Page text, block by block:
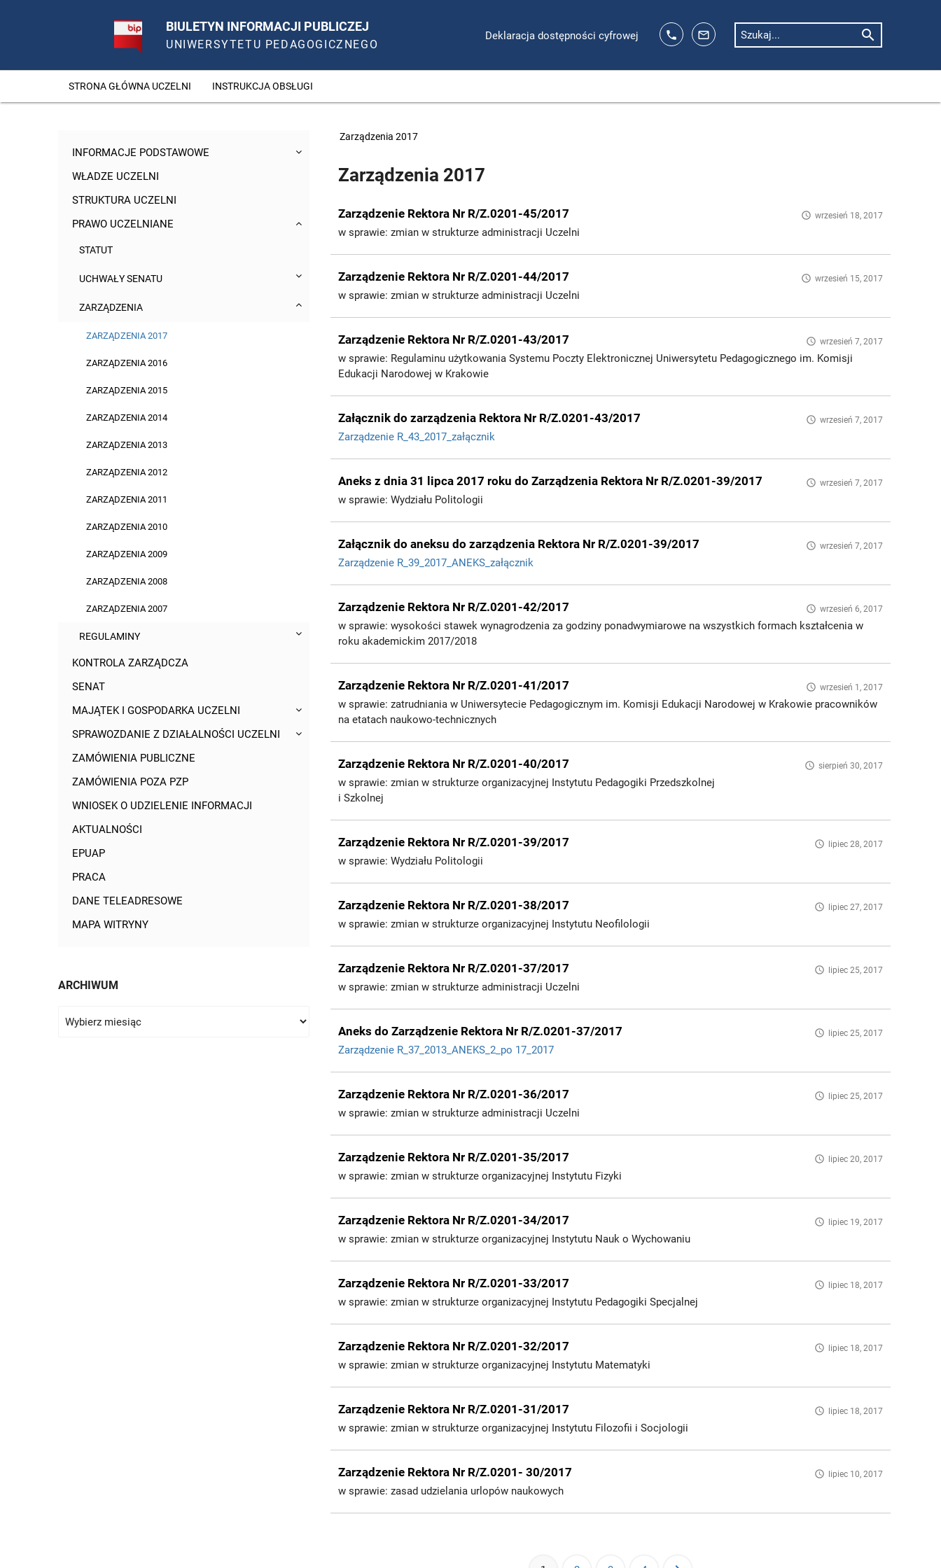
BIULETYN INFORMACJI PUBLICZEJ
UNIWERSYTETU PEDAGOGICZNEGO
Deklaracja dostępności cyfrowej phone mail_outline Szukaj... search
STRONA GŁÓWNA UCZELNI INSTRUKCJA OBSŁUGI
INFORMACJE PODSTAWOWE
WŁADZE UCZELNI
STRUKTURA UCZELNI
PRAWO UCZELNIANE
STATUT
UCHWAŁY SENATU
ZARZĄDZENIA
ZARZĄDZENIA 2017
ZARZĄDZENIA 2016
ZARZĄDZENIA 2015
ZARZĄDZENIA 2014
ZARZĄDZENIA 2013
ZARZĄDZENIA 2012
ZARZĄDZENIA 2011
ZARZĄDZENIA 2010
ZARZĄDZENIA 2009
ZARZĄDZENIA 2008
ZARZĄDZENIA 2007
REGULAMINY
KONTROLA ZARZĄDCZA
SENAT
MAJĄTEK I GOSPODARKA UCZELNI
SPRAWOZDANIE Z DZIAŁALNOŚCI UCZELNI
ZAMÓWIENIA PUBLICZNE
ZAMÓWIENIA POZA PZP
WNIOSEK O UDZIELENIE INFORMACJI
AKTUALNOŚCI
EPUAP
PRACA
DANE TELEADRESOWE
MAPA WITRYNY
ARCHIWUM
>Zarządzenia 2017
Zarządzenia 2017
access_time wrzesień 18, 2017
Zarządzenie Rektora Nr R/Z.0201-45/2017
w sprawie: zmian w strukturze administracji Uczelni
access_time wrzesień 15, 2017
Zarządzenie Rektora Nr R/Z.0201-44/2017
w sprawie: zmian w strukturze administracji Uczelni
access_time wrzesień 7, 2017
Zarządzenie Rektora Nr R/Z.0201-43/2017
w sprawie: Regulaminu użytkowania Systemu Poczty Elektronicznej Uniwersytetu Pedagogicznego im. Komisji
Edukacji Narodowej w Krakowie
access_time wrzesień 7, 2017
Załącznik do zarządzenia Rektora Nr R/Z.0201-43/2017
Zarządzenie R_43_2017_załącznik
access_time wrzesień 7, 2017
Aneks z dnia 31 lipca 2017 roku do Zarządzenia Rektora Nr R/Z.0201-39/2017
w sprawie: Wydziału Politologii
access_time wrzesień 7, 2017
Załącznik do aneksu do zarządzenia Rektora Nr R/Z.0201-39/2017
Zarządzenie R_39_2017_ANEKS_załącznik
access_time wrzesień 6, 2017
Zarządzenie Rektora Nr R/Z.0201-42/2017
w sprawie: wysokości stawek wynagrodzenia za godziny ponadwymiarowe na wszystkich formach kształcenia w
roku akademickim 2017/2018
access_time wrzesień 1, 2017
Zarządzenie Rektora Nr R/Z.0201-41/2017
w sprawie: zatrudniania w Uniwersytecie Pedagogicznym im. Komisji Edukacji Narodowej w Krakowie pracowników
na etatach naukowo-technicznych
access_time sierpień 30, 2017
Zarządzenie Rektora Nr R/Z.0201-40/2017
w sprawie: zmian w strukturze organizacyjnej Instytutu Pedagogiki Przedszkolnej
i Szkolnej
access_time lipiec 28, 2017
Zarządzenie Rektora Nr R/Z.0201-39/2017
w sprawie: Wydziału Politologii
access_time lipiec 27, 2017
Zarządzenie Rektora Nr R/Z.0201-38/2017
w sprawie: zmian w strukturze organizacyjnej Instytutu Neofilologii
access_time lipiec 25, 2017
Zarządzenie Rektora Nr R/Z.0201-37/2017
w sprawie: zmian w strukturze administracji Uczelni
access_time lipiec 25, 2017
Aneks do Zarządzenie Rektora Nr R/Z.0201-37/2017
Zarządzenie R_37_2013_ANEKS_2_po 17_2017
access_time lipiec 25, 2017
Zarządzenie Rektora Nr R/Z.0201-36/2017
w sprawie: zmian w strukturze administracji Uczelni
access_time lipiec 20, 2017
Zarządzenie Rektora Nr R/Z.0201-35/2017
w sprawie: zmian w strukturze organizacyjnej Instytutu Fizyki
access_time lipiec 19, 2017
Zarządzenie Rektora Nr R/Z.0201-34/2017
w sprawie: zmian w strukturze organizacyjnej Instytutu Nauk o Wychowaniu
access_time lipiec 18, 2017
Zarządzenie Rektora Nr R/Z.0201-33/2017
w sprawie: zmian w strukturze organizacyjnej Instytutu Pedagogiki Specjalnej
access_time lipiec 18, 2017
Zarządzenie Rektora Nr R/Z.0201-32/2017
w sprawie: zmian w strukturze organizacyjnej Instytutu Matematyki
access_time lipiec 18, 2017
Zarządzenie Rektora Nr R/Z.0201-31/2017
w sprawie: zmian w strukturze organizacyjnej Instytutu Filozofii i Socjologii
access_time lipiec 10, 2017
Zarządzenie Rektora Nr R/Z.0201- 30/2017
w sprawie: zasad udzielania urlopów naukowych